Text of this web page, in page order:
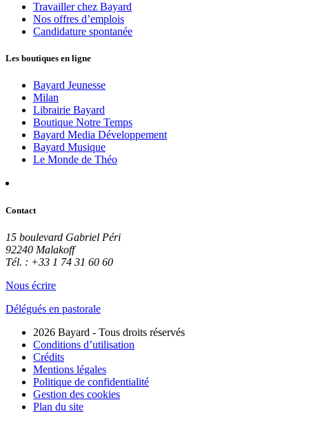
Travailler chez Bayard
Nos offres d’emplois
Candidature spontanée
Les boutiques en ligne
Bayard Jeunesse
Milan
Librairie Bayard
Boutique Notre Temps
Bayard Media Développement
Bayard Musique
Le Monde de Théo
Contact
15 boulevard Gabriel Péri
92240 Malakoff
Tél. : +33 1 74 31 60 60
Nous écrire
Délégués en pastorale
2026 Bayard - Tous droits réservés
Conditions d’utilisation
Crédits
Mentions légales
Politique de confidentialité
Gestion des cookies
Plan du site